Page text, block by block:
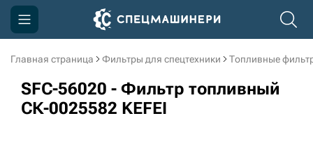
Главная страница Фильтры для спецтехники Топливные
SFC-56020 - Фильтр топливный
СК-0025582 KEFEI
Компания
Акции